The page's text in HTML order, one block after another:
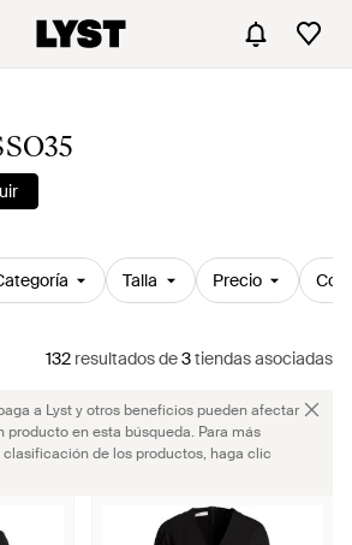
Talla Precio
132 resultadosde3tiendas asociadas
a Lyst y otros beneficios pueden afectar
producto en esta búsqueda. Para más
de los productos, haga clic